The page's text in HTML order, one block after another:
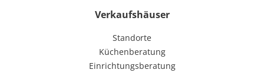
Verkaufshäuser
Standorte
Küchenberatung
Einrichtungsberatung